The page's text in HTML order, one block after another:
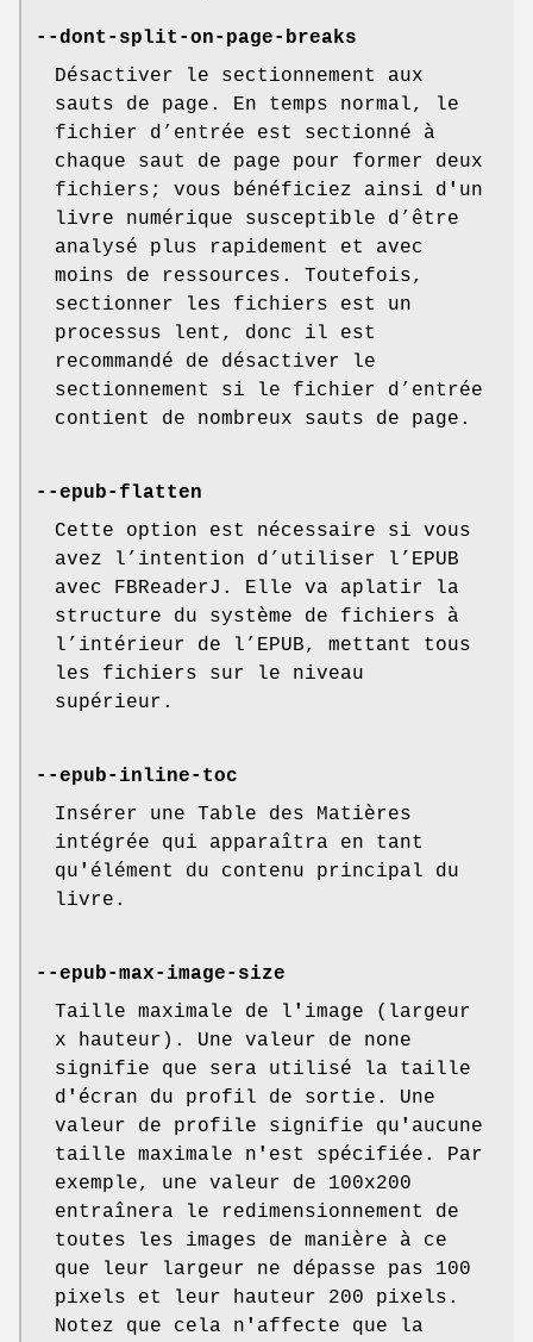
--dont-split-on-page-breaks
Désactiver le sectionnement aux
sauts de page. En temps normal, le
fichier d’entrée est sectionné à
chaque saut de page pour former deux
fichiers; vous bénéficiez ainsi d ' un
livre numérique susceptible d’être
analysé plus rapidement et avec
moins de ressources. Toutefois,
sectionner les fichiers est un
processus lent, donc il est
recommandé de désactiver le
sectionnement si le fichier d’entrée
contient de nombreux sauts de page.
--epub-flatten
Cette option est nécessaire si vous
avez l’intention d’utiliser l’EPUB
avec FBReaderJ. Elle va aplatir la
structure du système de fichiers à
l’intérieur de l’EPUB, mettant tous
les fichiers sur le niveau
supérieur.
--epub-inline-toc
Insérer une Table des Matières
intégrée qui apparaîtra en tant
qu ' élément du contenu principal du
livre.
--epub-max-image-size
Taille maximale de l ' image (largeur
x hauteur). Une valeur de none
signifie que sera utilisé la taille
d ' écran du profil de sortie. Une
valeur de profile signifie qu ' aucune
taille maximale n ' est spécifiée. Par
exemple, une valeur de 100x200
entraînera le redimensionnement de
toutes les images de manière à ce
que leur largeur ne dépasse pas 100
pixels et leur hauteur 200 pixels.
Notez que cela n ' affecte que la